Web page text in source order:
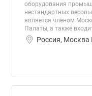
оборудования
нестандартных
является членом
Палаты, а также
Россия, Москва